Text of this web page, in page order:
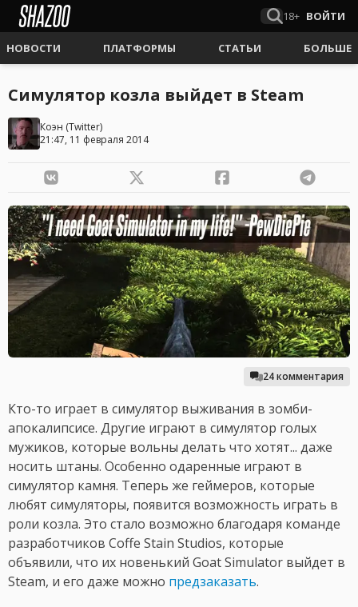
18+ ВОЙТИ
НОВОСТИ ПЛАТФОРМЫ СТАТЬИ БОЛЬШЕ
Симулятор козла выйдет в Steam
Коэн (Twitter)
21:47, 11 февраля 2014
24 комментария
Кто-то играет в симулятор выживания в зомби-
апокалипсисе. Другие играют в симулятор голых
мужиков, которые вольны делать что хотят... даже
носить штаны. Особенно одаренные играют в
симулятор камня. Теперь же геймеров, которые
любят симуляторы, появится возможность играть в
роли козла. Это стало возможно благодаря команде
разработчиков Coffe Stain Studios, которые
объявили, что их новенький Goat Simulator выйдет в
Steam, и его даже можно предзаказать.